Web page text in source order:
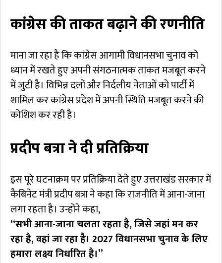
कांग्रेस की ताकत बढ़ाने की रणनीति
माना जा रहा है कि कांग्रेस आगामी विधानसभा चुनाव को
ध्यान में रखते हुए अपनी संगठनात्मक ताकत मजबूत करने
में जुटी है। विभिन्न दलों और निर्दलीय नेताओं को पार्टी में
शामिल कर कांग्रेस प्रदेश में अपनी स्थिति मजबूत करने की
कोशिश कर रही है।
प्रदीप बत्रा ने दी प्रतिक्रिया
इस पूरे घटनाक्रम पर प्रतिक्रिया देते हुए उत्तराखंड सरकार में
कैबिनेट मंत्री प्रदीप बत्रा ने कहा कि राजनीति में आना-जाना
लगा रहता है। उन्होंने कहा,
“सभी आना-जाना चलता रहता है, जिसे जहां मन कर
रहा है, वहां जा रहा है। 2027 विधानसभा चुनाव के लिए
हमारा लक्ष्य निर्धारित है।”